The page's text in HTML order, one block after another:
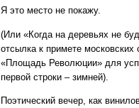
Я это место не покажу.
(Или «Когда на деревьях не
отсылка к примете московских
«Площадь Революции» для
первой строки – зимней).
Поэтический вечер, как